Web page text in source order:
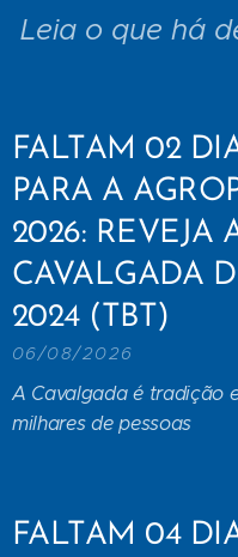
Leia o que há
FALTAM 02
PARA A
2026: REVEJA
CAVALGADA
2024 (TBT)
06/08/2026
A Cavalgada é tradição
milhares de pessoas
FALTAM 04